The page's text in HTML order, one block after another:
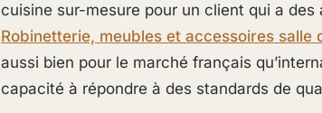
cuisine sur-mesure pour un client qui a des
Robinetterie, meubles et accessoires salle
aussi bien pour le marché français
capacité à répondre à des standards de